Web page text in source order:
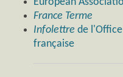
France Terme
Infolettre de
française